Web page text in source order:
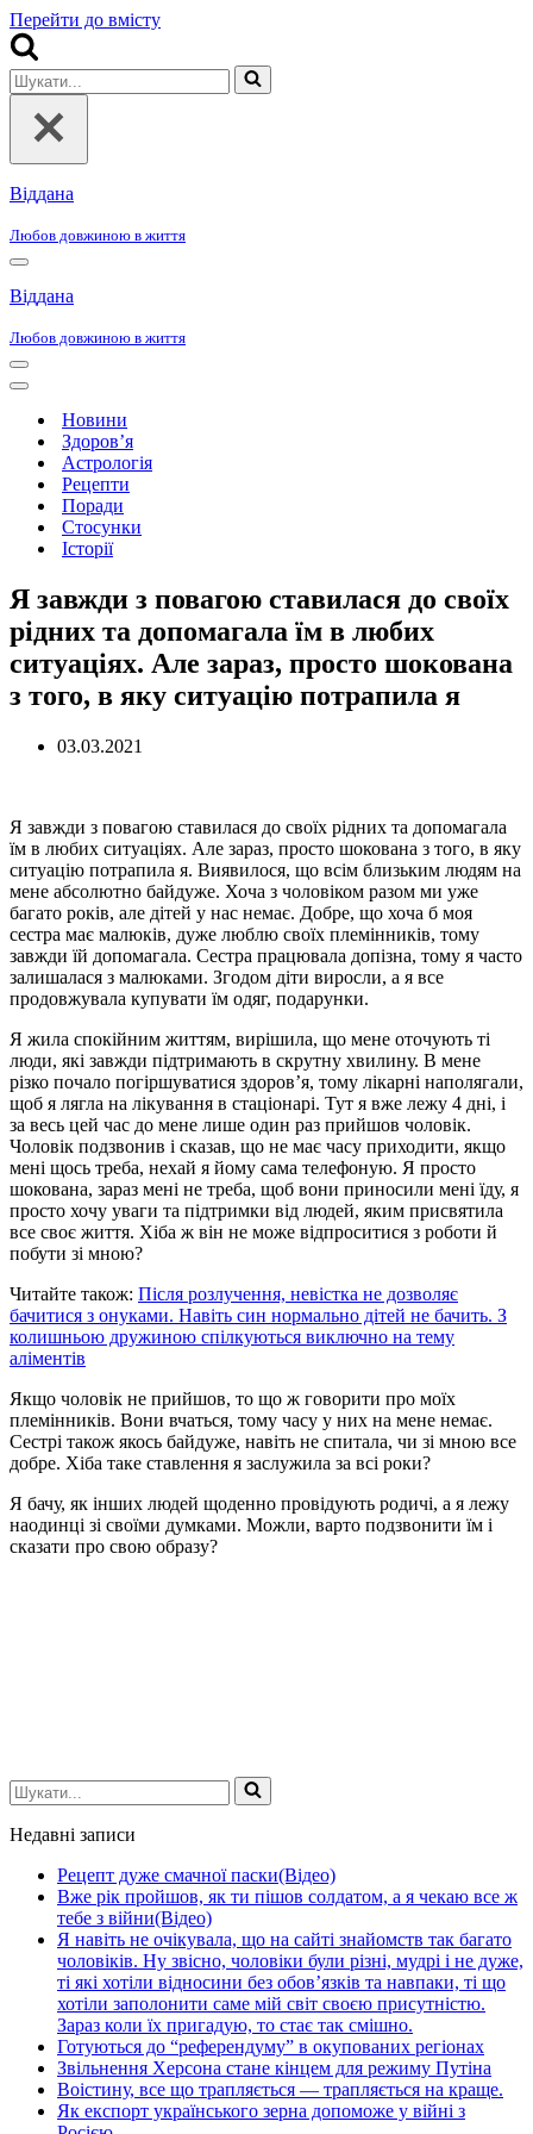
Перейти до вмісту
Шукати...
Віддана
Любов довжиною в життя
Меню
навігації
Віддана
Любов довжиною в життя
Меню
навігації
Меню
навігаціїНовини
Здоров’я
Астрологія
Рецепти
Поради
Стосунки
Історії
Я завжди з повагою ставилася до своїх
рідних та допомагала їм в любих
ситуаціях. Але зараз, просто шокована
з того, в яку ситуацію потрапила я
03.03.2021
Я завжди з повагою ставилася до своїх рідних та допомагала
їм в любих ситуаціях. Але зараз, просто шокована з того, в яку
ситуацію потрапила я. Виявилося, що всім близьким людям на
мене абсолютно байдуже. Хоча з чоловіком разом ми уже
багато років, але дітей у нас немає. Добре, що хоча б моя
сестра має малюків, дуже люблю своїх племінників, тому
завжди їй допомагала. Сестра працювала допізна, тому я часто
залишалася з малюками. Згодом діти виросли, а я все
продовжувала купувати їм одяг, подарунки.
Я жила спокійним життям, вирішила, що мене оточують ті
люди, які завжди підтримають в скрутну хвилину. В мене
різко почало погіршуватися здоров’я, тому лікарні наполягали,
щоб я лягла на лікування в стаціонарі. Тут я вже лежу 4 дні, і
за весь цей час до мене лише один раз прийшов чоловік.
Чоловік подзвонив і сказав, що не має часу приходити, якщо
мені щось треба, нехай я йому сама телефоную. Я просто
шокована, зараз мені не треба, щоб вони приносили мені їду, я
просто хочу уваги та підтримки від людей, яким присвятила
все своє життя. Хіба ж він не може відпроситися з роботи й
побути зі мною?
Читайте також: Після розлучення, невістка не дозволяє
бачитися з онуками. Навіть син нормально дітей не бачить. З
колишньою дружиною спілкуються виключно на тему
аліментів
Якщо чоловік не прийшов, то що ж говорити про моїх
племінників. Вони вчаться, тому часу у них на мене немає.
Сестрі також якось байдуже, навіть не спитала, чи зі мною все
добре. Хіба таке ставлення я заслужила за всі роки?
Я бачу, як інших людей щоденно провідують родичі, а я лежу
наодинці зі своїми думками. Можли, варто подзвонити їм і
сказати про свою образу?
Шукати...
Недавні записи
Рецепт дуже смачної паски(Відео)
Вже рік пройшов, як ти пішов солдатом, а я чекаю все ж
тебе з війни(Відео)
Я навіть не очікувала, що на сайті знайомств так багато
чоловіків. Ну звісно, чоловіки були різні, мудрі і не дуже,
ті які хотіли відносини без обов’язків та навпаки, ті що
хотіли заполонити саме мій світ своєю присутністю.
Зараз коли їх пригадую, то стає так смішно.
Готуються до “референдуму” в окупованих регіонах
Звільнення Херсона стане кінцем для режиму Путіна
Воістину, все що трапляється — трапляється на краще.
Як експорт українського зерна допоможе у війні з